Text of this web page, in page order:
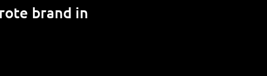
brand in